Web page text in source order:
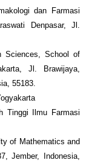
dan Farmasi
Denpasar, Jl.
Sciences, School of
Jl. Brawijaya,
55183.
Tinggi Ilmu Farmasi
of Mathematics and
Jember, Indonesia,